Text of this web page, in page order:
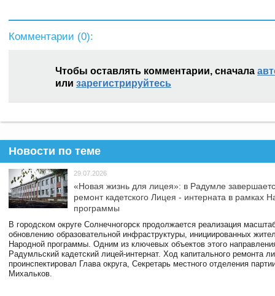
Комментарии (0):
Чтобы оставлять комментарии, сначала
или зарегистрируйтесь
Новости по теме
29.07.2026
«Новая жизнь для лицея»: в Радумле
ремонт кадетского Лицея - интерната в рамках
программы
В городском округе Солнечногорск продолжается реализация
обновлению образовательной инфраструктуры, инициированных
Народной программы. Одним из ключевых объектов этого
Радумльский кадетский лицей-интернат. Ход капитального ремонта
проинспектировал Глава округа, Секретарь местного отделения
Михальков.